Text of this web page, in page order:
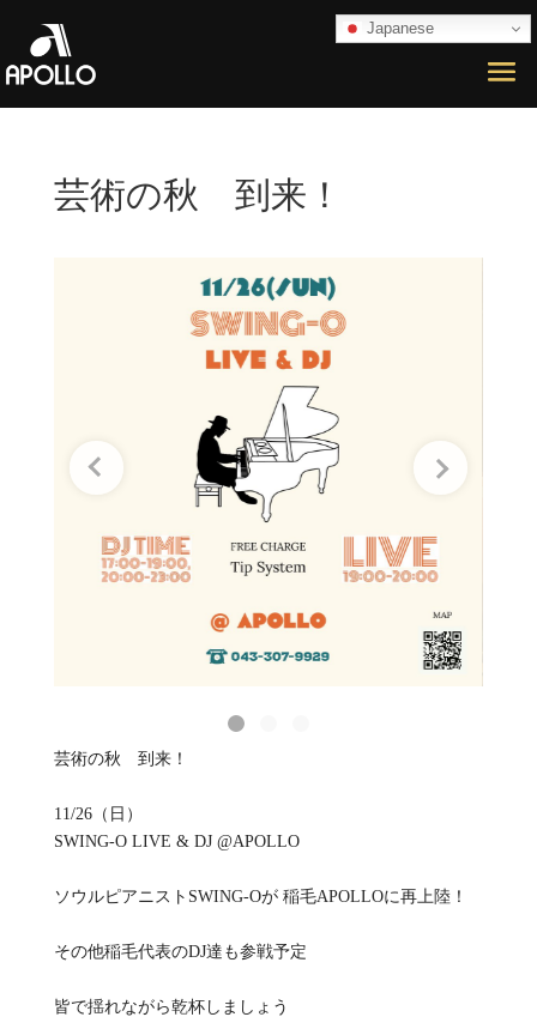
Japanese
芸術の秋 到来！
芸術の秋 到来！
11/26（日）
SWING-O LIVE & DJ @APOLLO
ソウルピアニストSWING-Oが 稲毛APOLLOに再上陸！
その他稲毛代表のDJ達も参戦予定
皆で揺れながら乾杯しましょう